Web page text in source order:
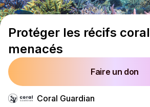
Protéger les récifs
menacés
Faire un don
Coral Guardian